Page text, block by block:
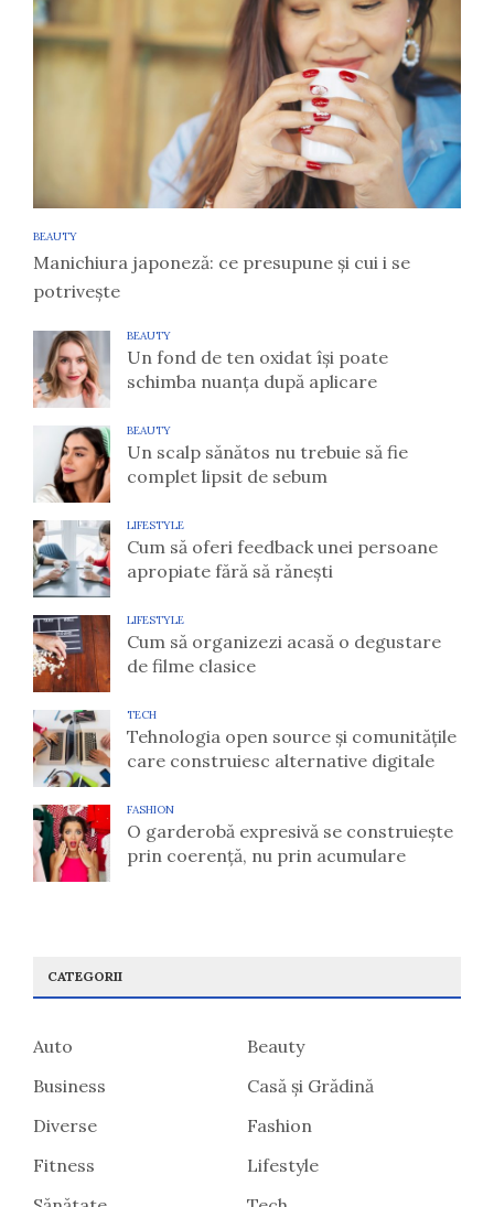
BEAUTY
Manichiura japoneză: ce presupune și cui i se
potrivește
BEAUTY
Un fond de ten oxidat își poate
schimba nuanța după aplicare
BEAUTY
Un scalp sănătos nu trebuie să fie
complet lipsit de sebum
LIFESTYLE
Cum să oferi feedback unei persoane
apropiate fără să rănești
LIFESTYLE
Cum să organizezi acasă o degustare
de filme clasice
TECH
Tehnologia open source și comunitățile
care construiesc alternative digitale
FASHION
O garderobă expresivă se construiește
prin coerență, nu prin acumulare
CATEGORII
Auto
Beauty
Business
Casă și Grădină
Diverse
Fashion
Fitness
Lifestyle